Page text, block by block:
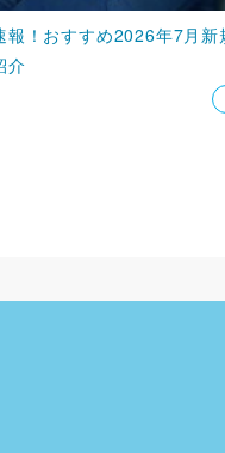
報！おすすめ2026年7月新
介